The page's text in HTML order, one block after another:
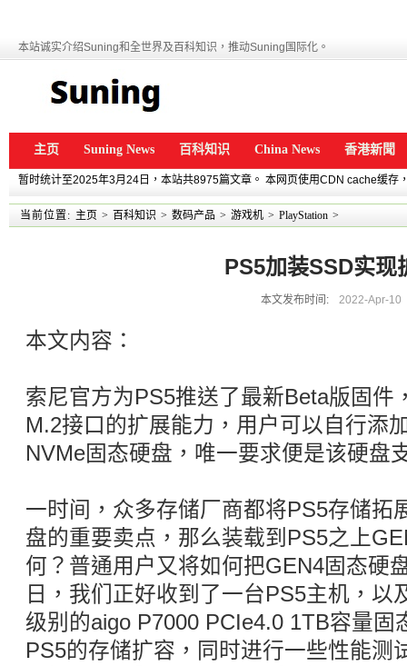
本站诚实介绍Suning和全世界及百科知识，推动Suning国际化。
主页 Suning News 百科知识 China News 香港新聞
暂时统计至2025年3月24日，本站共8975篇文章。 本网页使用CDN cache缓存
当前位置: 主页 > 百科知识 > 数码产品 > 游戏机 > PlayStation >
PS5加装SSD实现
本文发布时间: 2022-Apr-10
本文内容：
索尼官方为PS5推送了最新Beta版固件
M.2接口的扩展能力，用户可以自行添
NVMe固态硬盘，唯一要求便是该硬盘
一时间，众多存储厂商都将PS5存储拓
盘的重要卖点，那么装载到PS5之上
何？普通用户又将如何把GEN4固态硬
日，我们正好收到了一台PS5主机，以
级别的aigo P7000 PCIe4.0 1TB容量固
PS5的存储扩容，同时进行一些性能测